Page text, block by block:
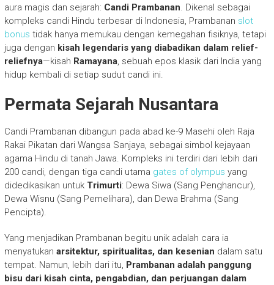
aura magis dan sejarah: Candi Prambanan . Dikenal sebagai
kompleks candi Hindu terbesar di Indonesia, Prambanan slot
bonus tidak hanya memukau dengan kemegahan fisiknya, tetapi
juga dengan kisah legendaris yang diabadikan dalam relief-
reliefnya—kisah Ramayana, sebuah epos klasik dari India yang
hidup kembali di setiap sudut candi ini.
Permata Sejarah Nusantara
Candi Prambanan dibangun pada abad ke-9 Masehi oleh Raja
Rakai Pikatan dari Wangsa Sanjaya, sebagai simbol kejayaan
agama Hindu di tanah Jawa. Kompleks ini terdiri dari lebih dari
200 candi, dengan tiga candi utama gates of olympus yang
didedikasikan untuk Trimurti: Dewa Siwa (Sang Penghancur),
Dewa Wisnu (Sang Pemelihara), dan Dewa Brahma (Sang
Pencipta).
Yang menjadikan Prambanan begitu unik adalah cara ia
menyatukan arsitektur, spiritualitas, dan kesenian dalam satu
tempat. Namun, lebih dari itu, Prambanan adalah panggung
bisu dari kisah cinta, pengabdian, dan perjuangan dalam